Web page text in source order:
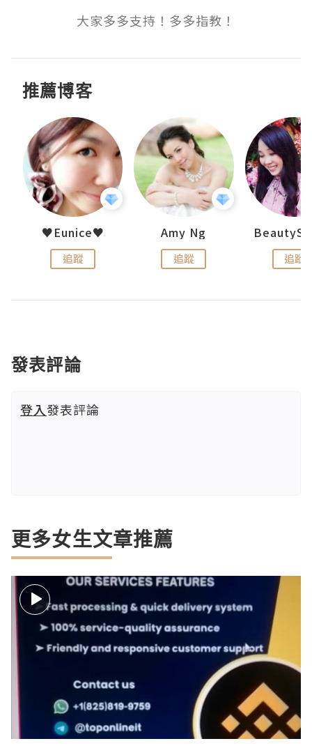
大家多多支持！多多指教！
推薦博客
♥Eunice♥
追蹤
Amy Ng
追蹤 追蹤
發表評論
登入發表評論
更多女生文章推薦